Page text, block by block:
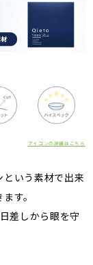
アイコンの詳細はこちら
いう素材で出来
す。
差しから眼を守